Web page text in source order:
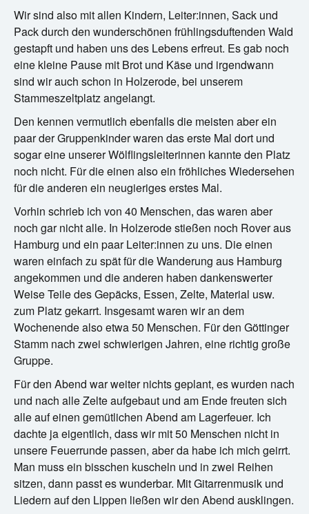
Wir sind also mit allen Kindern, Leiter:innen, Sack und
Pack durch den wunderschönen frühlingsduftenden Wald
gestapft und haben uns des Lebens erfreut. Es gab noch
eine kleine Pause mit Brot und Käse und irgendwann
sind wir auch schon in Holzerode, bei unserem
Stammeszeltplatz angelangt.
Den kennen vermutlich ebenfalls die meisten aber ein
paar der Gruppenkinder waren das erste Mal dort und
sogar eine unserer Wölflingsleiterinnen kannte den Platz
noch nicht. Für die einen also ein fröhliches Wiedersehen
für die anderen ein neugieriges erstes Mal.
Vorhin schrieb ich von 40 Menschen, das waren aber
noch gar nicht alle. In Holzerode stießen noch Rover aus
Hamburg und ein paar Leiter:innen zu uns. Die einen
waren einfach zu spät für die Wanderung aus Hamburg
angekommen und die anderen haben dankenswerter
Weise Teile des Gepäcks, Essen, Zelte, Material usw.
zum Platz gekarrt. Insgesamt waren wir an dem
Wochenende also etwa 50 Menschen. Für den Göttinger
Stamm nach zwei schwierigen Jahren, eine richtig große
Gruppe.
Für den Abend war weiter nichts geplant, es wurden nach
und nach alle Zelte aufgebaut und am Ende freuten sich
alle auf einen gemütlichen Abend am Lagerfeuer. Ich
dachte ja eigentlich, dass wir mit 50 Menschen nicht in
unsere Feuerrunde passen, aber da habe ich mich geirrt.
Man muss ein bisschen kuscheln und in zwei Reihen
sitzen, dann passt es wunderbar. Mit Gitarrenmusik und
Liedern auf den Lippen ließen wir den Abend ausklingen.